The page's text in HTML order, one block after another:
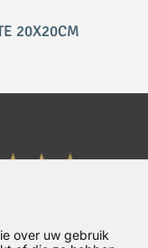
20X20CM
over uw gebruik